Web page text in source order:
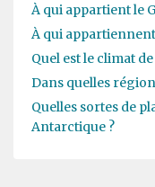
À qui appartient le
À qui
Quel est le climat
Dans quelles
Quelles sortes de
Antarctique ?